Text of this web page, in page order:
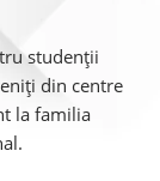
studenții
din centre
la familia